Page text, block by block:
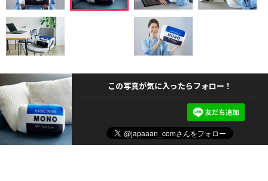
この写真が気に入ったらフォロー！